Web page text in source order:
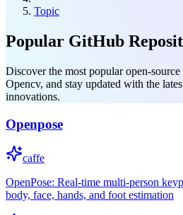
Topic
Popular GitHub
Discover the most popular open-
Opencv, and stay updated with the
innovations.
Openpose
caffe
OpenPose: Real-time multi-person
body, face, hands, and foot estimation